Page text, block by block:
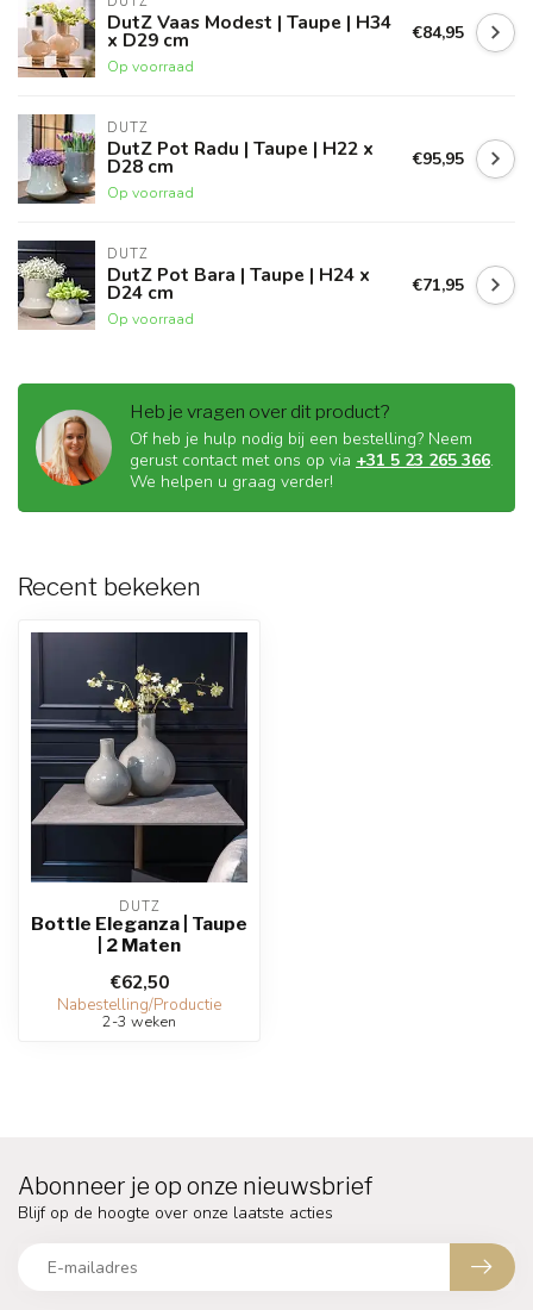
DutZ Vaas Modest | Taupe | H34
x D29 cm
Op voorraad
€84,95
DUTZ
DutZ Pot Radu | Taupe | H22 x
D28 cm
Op voorraad
€95,95
DUTZ
DutZ Pot Bara | Taupe | H24 x
D24 cm
Op voorraad
€71,95
Heb je vragen over dit product?
Of heb je hulp nodig bij een bestelling? Neem
gerust contact met ons op via +31 5 23 265 366.
We helpen u graag verder!
Recent bekeken
DUTZ
Bottle Eleganza | Taupe
| 2 Maten
€62,50
Nabestelling/Productie
2-3 weken
Abonneer je op onze nieuwsbrief
Blijf op de hoogte over onze laatste acties